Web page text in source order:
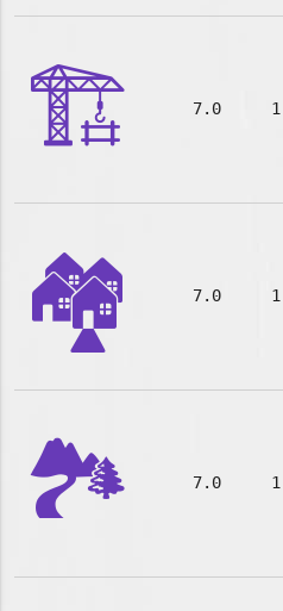
🏗️ 7.0
🏘️ 7.0
🏞️ 7.0